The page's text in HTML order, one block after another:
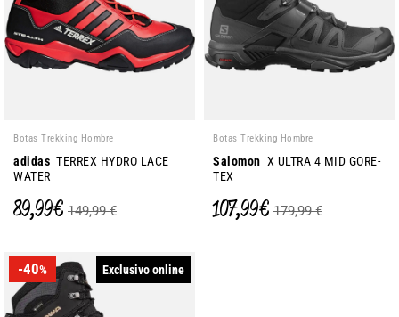
Botas Trekking Hombre
adidas TERREX HYDRO LACE
WATER
89,99 € 149,99 €
Botas Trekking Hombre
Salomon X ULTRA 4 MID GORE-
TEX
107,99 € 179,99 €
-40% Exclusivo online